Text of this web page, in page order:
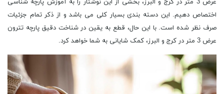
عرض 3 متر در کرج و البرز، بخشی از این نوشتار را به آموزش پارچه شناسی
اختصاص دهیم. این دسته بندی بسیار کلی می باشد و از ذکر تمام جزئیات
صرف نظر شده است. با این حال، قطع به یقین در شناخت دقیق پارچه تترون
عرض 3 متر در کرج و البرز، کمک شایانی به شما خواهد کرد.